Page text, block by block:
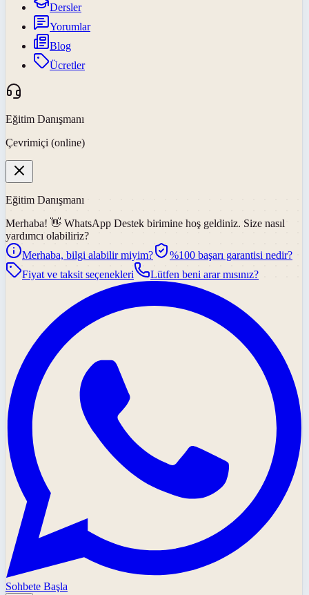
Dersler
Yorumlar
Blog
Ücretler
Eğitim Danışmanı
Çevrimiçi (online)
Eğitim Danışmanı
Merhaba! 👋 WhatsApp Destek birimine hoş geldiniz. Size nasıl
yardımcı olabiliriz?
Merhaba, bilgi alabilir miyim?
%100 başarı garantisi nedir?
Fiyat ve taksit seçenekleri
Lütfen beni arar mısınız?
Sohbete Başla